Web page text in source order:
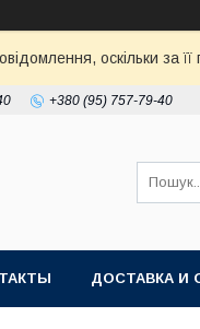
оскільки за
+380 (95) 757-79-40
ДОСТАВКА И